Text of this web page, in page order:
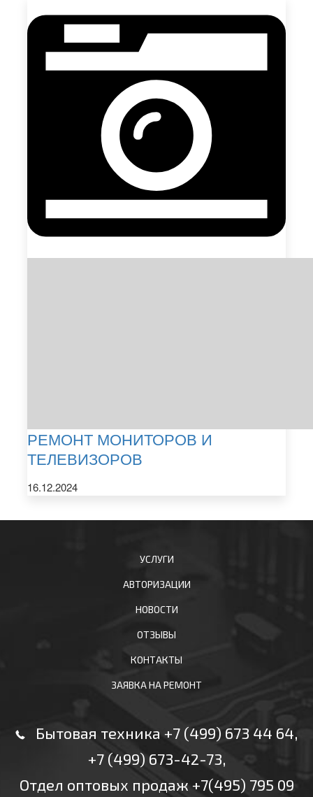
РЕМОНТ МОНИТОРОВ И
ТЕЛЕВИЗОРОВ
16.12.2024
УСЛУГИ
АВТОРИЗАЦИИ
НОВОСТИ
ОТЗЫВЫ
КОНТАКТЫ
ЗАЯВКА НА РЕМОНТ
Бытовая техника +7 (499) 673 44 64,
+7 (499) 673-42-73,
Отдел оптовых продаж +7(495) 795 09